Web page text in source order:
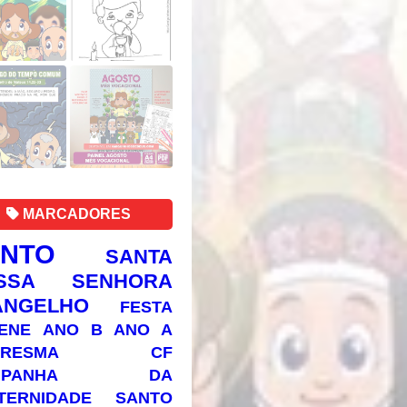
MARCADORES
SANTA
SENHORA
FESTA
ANO B
ANO A
CF
DA
SANTO